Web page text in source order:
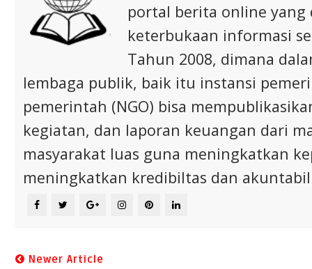
portal berita online
keterbukaan informasi
Tahun 2008, dimana
lembaga publik, baik itu instansi
pemerintah (NGO) bisa
kegiatan, dan laporan keuangan dari
masyarakat luas guna meningkatkan
meningkatkan kredibiltas dan
Newer Article